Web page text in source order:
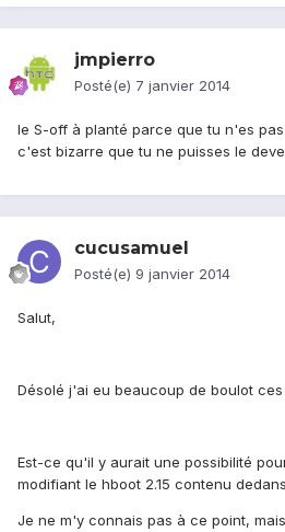
jmpierro
Posté(e) 7 janvier 2014
le S-off à planté parce que tu n'es
c'est bizarre que tu ne puisses le
cucusamuel
Posté(e) 9 janvier 2014
Salut,
Désolé j'ai eu beaucoup de boulot
Est-ce qu'il y aurait une possibilité
modifiant le hboot 2.15 contenu
Je ne m'y connais pas à ce point,